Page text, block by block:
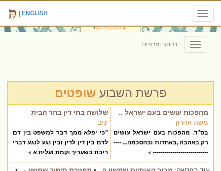
Toggle
navigation
ENGLISH
Toggle
navigation
כניסה ומדורים
פרשת השבועשופטים
מהפכות עושים בעם ישראל ..
משה אהרון
בס"ד. מהפכות בעם ישראל עושים
רק באהבה ,באחדות ובהסכמה... ----
----------------------------
שלושה בתי דין בהר הבית
יניב
"כי יפלא ממך דבר למשפט בין דם
לדם בין דין לדין ובין נגע לנגע דברי
ריבת בשעריך וקמת ועלית א